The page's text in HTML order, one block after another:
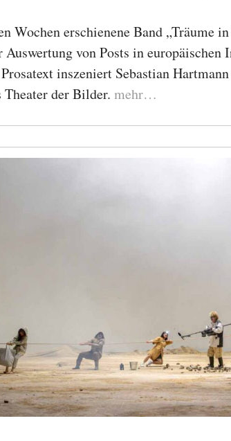
Wochen erschienene Band „Träume
von Posts in europäischen
inszeniert Sebastian
Theater der Bilder. mehr…